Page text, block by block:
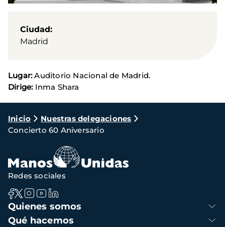
Ciudad
Madrid
Lugar:Auditorio Nacional de Madrid.
Dirige:Inma Shara
Ruta
de
navegación
Inicio
Nuestras delegaciones
Concierto 60 Aniversario
Navegación
principal
Quienes somos
Qué hacemos
Redes sociales